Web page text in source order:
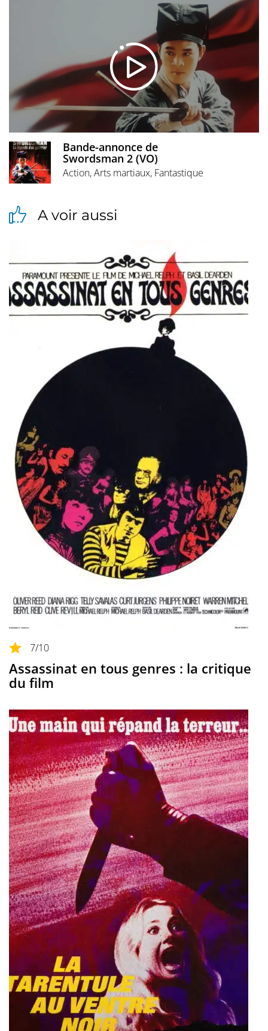
Bande-annonce de
Swordsman 2 (VO)
Action, Arts martiaux, Fantastique
A voir aussi
7/10
Assassinat en tous genres : la critique
du film